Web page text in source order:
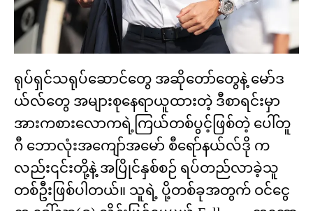
ရုပ်ရှင်သရုပ်ဆောင်တွေ အဆိုတော်တွေနဲ့ မော်ဒ
ယ်လ်တွေ အများစုနေရာယူထားတဲ့ ဒီစာရင်းမှာ
အားကစားလောကရဲ့ကြယ်တစ်ပွင့်ဖြစ်တဲ့ ပေါ်တူ
ဂီ ဘောလုံးအကျော်အမော် စီရော်နယ်လ်ဒို က
လည်း၎င်းတို့နဲ့ အပြိုင်နှစ်စဉ် ရပ်တည်လာခဲ့သူ
တစ်ဦးဖြစ်ပါတယ်။ သူရဲ့ ပို့တစ်ခုအတွက် ဝင်ငွေ